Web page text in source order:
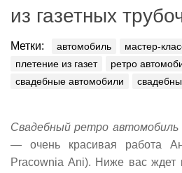
из газетных
Метки: автомобиль мастер-
плетение из газет
ретро
свадебные автомобили
Свадебный ретро автомобиль
— очень красивая работа
Pracownia Ani). Ниже вас